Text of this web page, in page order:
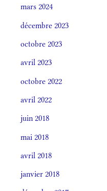
mars 2024
décembre 2023
octobre 2023
avril 2023
octobre 2022
avril 2022
juin 2018
mai 2018
avril 2018
janvier 2018